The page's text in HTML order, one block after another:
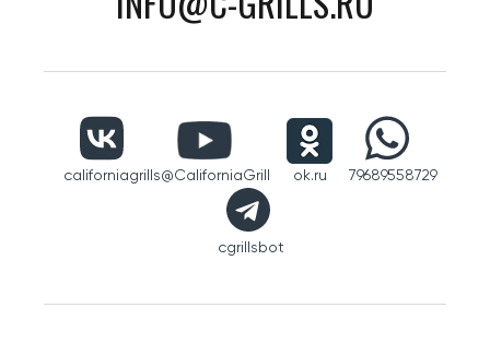
californiagrills@CaliforniaGrill ok.ru 79689558729
cgrillsbot